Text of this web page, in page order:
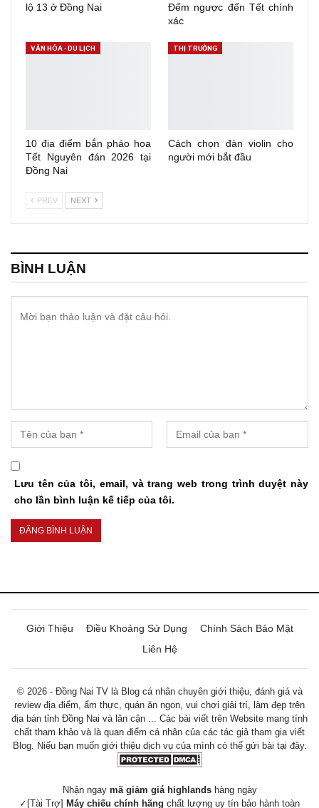
lộ 13 ở Đồng Nai
Đếm ngược đến Tết chính
xác
VĂN HÓA - DU LỊCH
10 địa điểm bắn pháo hoa
Tết Nguyên đán 2026 tại
Đồng Nai
THỊ TRƯỜNG
Cách chọn đàn violin cho
người mới bắt đầu
PREV NEXT
BÌNH LUẬN
Lưu tên của tôi, email, và trang web trong trình duyệt này
cho lần bình luận kế tiếp của tôi.
Giới Thiệu Điều Khoảng Sử Dụng
Chính Sách Bảo Mật
Liên Hệ
© 2026 - Đồng Nai TV là Blog cá nhân chuyên giới thiệu, đánh giá và
review địa điểm, ẩm thực, quán ăn ngon, vui chơi giải trí, làm đẹp trên
địa bán tỉnh Đồng Nai và lân cận ... Các bài viết trên Website mang tính
chất tham khảo và là quan điểm cá nhân của các tác giả tham gia viết
Blog. Niếu bạn muốn giới thiệu dịch vụ của mình có thể gửi bài tại đây.
Nhận ngay mã giảm giá highlandshàng ngày
✓[Tài Trợ] Máy chiếu chính hãng chất lượng uy tín bảo hành toàn